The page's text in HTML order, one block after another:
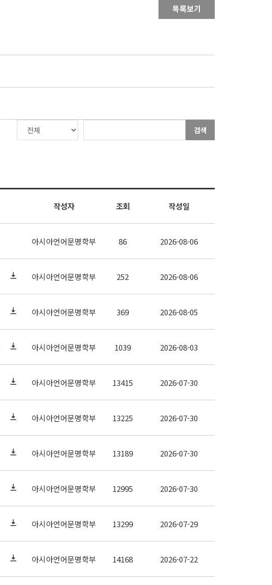
목록보기
검색
작성자 조회 작성일
아시아언어문명학부 86 2026-08-06
아시아언어문명학부 252 2026-08-06
아시아언어문명학부 369 2026-08-05
아시아언어문명학부 1039 2026-08-03
아시아언어문명학부 13415 2026-07-30
아시아언어문명학부 13225 2026-07-30
아시아언어문명학부 13189 2026-07-30
아시아언어문명학부 12995 2026-07-30
아시아언어문명학부 13299 2026-07-29
아시아언어문명학부 14168 2026-07-22